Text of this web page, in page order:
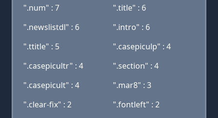
".num" : 7
".title" : 6
".newslistdl" : 6
".intro" : 6
".ttitle" : 5
".casepiculp" : 4
".casepicultr" : 4
".section" : 4
".casepicult" : 4
".mar8" : 3
".clear-fix" : 2
".fontleft" : 2